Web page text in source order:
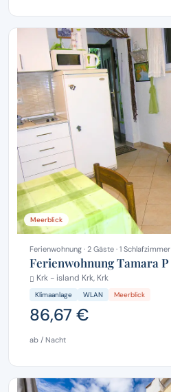
Meerblick
Ferienwohnung · 2 Gäste · 1 Schlafzimmer
Ferienwohnung Tamara P
Krk - island Krk, Krk
Klimaanlage WLAN Meerblick
86,67 €
ab / Nacht